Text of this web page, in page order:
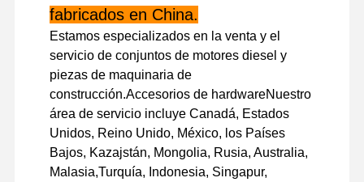
Asamblea del turbocompresor
Otras piezas del motor
Sistema de control electrónico
componentes eléctricos del motor
Sistema de combustible del motor
Piezas hidráulicas de excavadora
fabricados en China.
Estamos especializados en la venta y el
servicio de conjuntos de motores diesel y
piezas de maquinaria de
construcción.Accesorios de hardwareNuestro
área de servicio incluye Canadá, Estados
Unidos, Reino Unido, México, los Países
Bajos, Kazajstán, Mongolia, Rusia, Australia,
Malasia,Turquía, Indonesia, Singapur,